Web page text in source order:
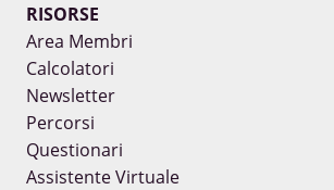
RISORSE
Area Membri
Calcolatori
Newsletter
Percorsi
Questionari
Assistente Virtuale